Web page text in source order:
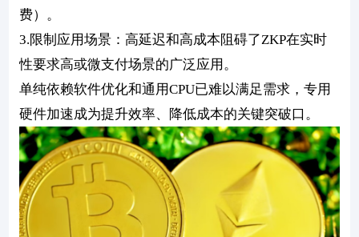
费）。
3.限制应用场景：高延迟和高成本阻碍了ZKP在实时
性要求高或微支付场景的广泛应用。
单纯依赖软件优化和通用CPU已难以满足需求，专用
硬件加速成为提升效率、降低成本的关键突破口。